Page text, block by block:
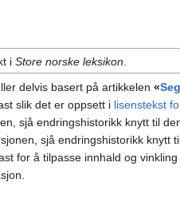
iStore norske leksikon.
delvis basert på artikkelen «
slik det er oppsett i lisenstekst
sjå endringshistorikk knytt til
sjå endringshistorikk knytt
for å tilpasse innhald og